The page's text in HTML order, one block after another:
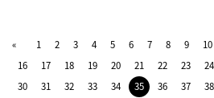
1 2 3 4 5 6 7 8 9 10
16
17 18 19 20 21 22 23 24
30
31 32 33 34 35 36 37 38